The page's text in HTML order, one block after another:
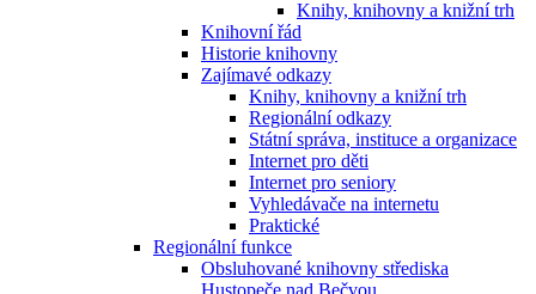
Knihy, knihovny a knižní trh
Knihovní řád
Historie knihovny
Zajímavé odkazy
Knihy, knihovny a knižní trh
Regionální odkazy
Státní správa, instituce a organizace
Internet pro děti
Internet pro seniory
Vyhledávače na internetu
Praktické
Regionální funkce
Obsluhované knihovny střediska
Hustopeče nad Bečvou